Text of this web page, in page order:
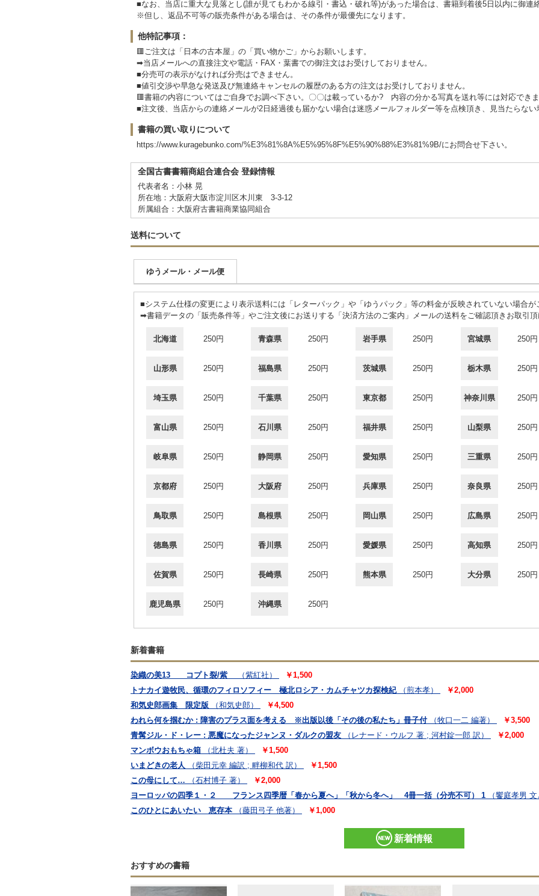
■なお、当店に重大な見落とし(誰が見てもわかる線引・書込・破れ等)があった場合は、書籍到着後5日以内に御連
※但し、返品不可等の販売条件がある場合は、その条件が最優先になります。
他特記事項：
🟥ご注文は「日本の古本屋」の「買い物かご」からお願いします。
➡当店メールへの直接注文や電話・FAX・葉書での御注文はお受けしておりません。
■分売可の表示がなければ分売はできません。
■値引交渉や早急な発送及び無連絡キャンセルの履歴のある方の注文はお受けしておりません。
🟥書籍の内容についてはご自身でお調べ下さい。〇〇は載っているか? 内容の分かる写真を送れ等には対応できま
■注文後、当店からの連絡メールが2日経過後も届かない場合は迷惑メールフォルダー等を点検頂き、見当たらない
書籍の買い取りについて
https://www.kuragebunko.com/%E3%81%8A%E5%95%8F%E5%90%88%E3%81%9B/にお問合せ下さい。
全国古書書籍商組合連合会 登録情報
代表者名：小林 晃
所在地：大阪府大阪市淀川区木川東 3-3-12
所属組合：大阪府古書籍商業協同組合
送料について
ゆうメール・メール便
■システム仕様の変更により表示送料には「レターパック」や「ゆうパック」等の料金が反映されていない場合が
➡書籍データの「販売条件等」やご注文後にお送りする「決済方法のご案内」メールの送料をご確認頂きお取引頂
北海道 250円 青森県 250円 岩手県 250円 宮城県 250円
山形県 250円 福島県 250円 茨城県 250円 栃木県 250円
埼玉県 250円 千葉県 250円 東京都 250円 神奈川県 250円
富山県 250円 石川県 250円 福井県 250円 山梨県 250円
岐阜県 250円 静岡県 250円 愛知県 250円 三重県 250円
京都府 250円 大阪府 250円 兵庫県 250円 奈良県 250円
鳥取県 250円 島根県 250円 岡山県 250円 広島県 250円
徳島県 250円 香川県 250円 愛媛県 250円 高知県 250円
佐賀県 250円 長崎県 250円 熊本県 250円 大分県 250円
鹿児島県 250円 沖縄県 250円
新着書籍
染織の美13 コプト裂/紫 （紫紅社）
￥1,500
トナカイ遊牧民、循環のフィロソフィー 極北ロシア・カムチャツカ探検紀
（煎本孝）
￥2,000
和気史郎画集 限定版
（和気史郎）
￥4,500
われら何を掴むか : 障害のプラス面を考える ※出版以後「その後の私たち」冊子付
（牧口一二 編著）
￥3,500
青髯ジル・ド・レー : 悪魔になったジャンヌ・ダルクの盟友
（レナード・ウルフ 著 ; 河村錠一郎 訳）
￥2,000
マンボウおもちゃ箱
（北杜夫 著）
￥1,500
いまどきの老人
（柴田元幸 編訳 ; 畔柳和代 訳）
￥1,500
この母にして…
（石村博子 著）
￥2,000
ヨーロッパの四季１・２ フランス四季暦「春から夏へ」「秋から冬へ」 4冊一括（分売不可） 1
（饗庭孝男 文
このひとにあいたい 恵存本
（藤田弓子 他著） ￥1,000
新着情報
おすすめの書籍